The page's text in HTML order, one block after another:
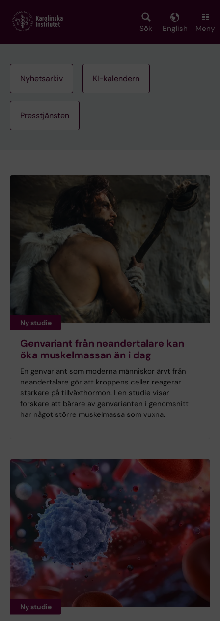
main
Sök English Meny
Nyhetsarkiv KI-kalendern
Presstjänsten
Ny studie
Genvariant från neandertalare kan
öka muskelmassan än i dag
En genvariant som moderna människor ärvt från
neandertalare gör att kroppens celler reagerar
starkare på tillväxthormon. I en studie visar
forskare att bärare av genvarianten i genomsnitt
har något större muskelmassa som vuxna.
Ny studie